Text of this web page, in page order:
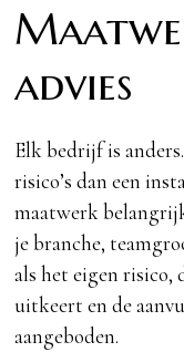
advies
Elk bedrijf is
risico’s dan een
maatwerk
je branche,
als het eigen
uitkeert en de
aangeboden.